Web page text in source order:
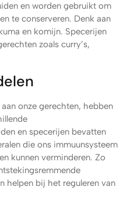
en worden gebruikt om
te conserveren. Denk aan
en komijn. Specerijen
zoals curry’s,
onze gerechten, hebben
en specerijen bevatten
die ons immuunsysteem
kunnen verminderen. Zo
helpen bij het reguleren van